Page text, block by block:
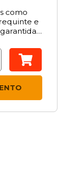
como
e